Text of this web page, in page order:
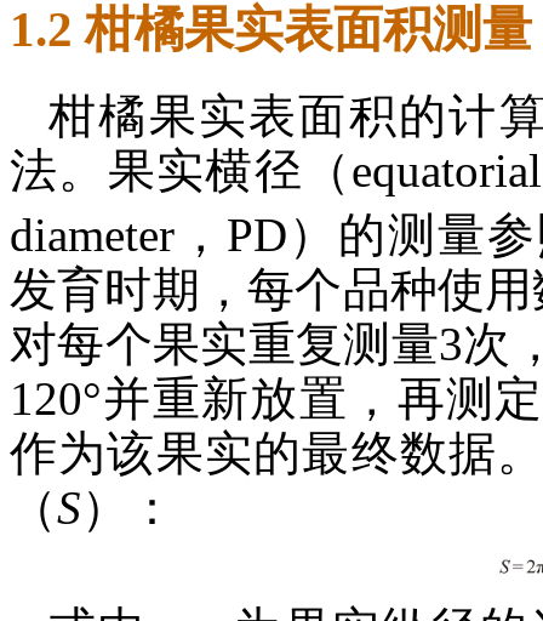
1.2 柑橘果实表面积测量
柑橘果实表面积的计
法。果实横径（
diameter，PD）的测量
发育时期，每个品种使
对每个果实重复测量3次
120°并重新放置，再测
作为该果实的最终数据
（S）：